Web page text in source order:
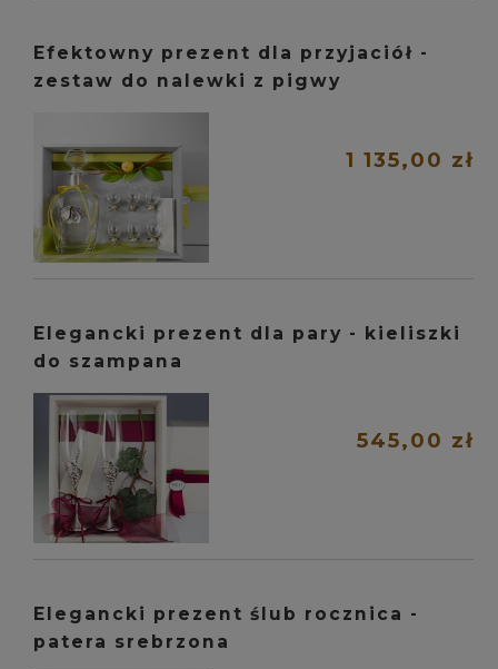
Efektowny prezent dla przyjaciół -
zestaw do nalewki z pigwy
1 135,00 zł
Elegancki prezent dla pary - kieliszki
do szampana
545,00 zł
Elegancki prezent ślub rocznica -
patera srebrzona